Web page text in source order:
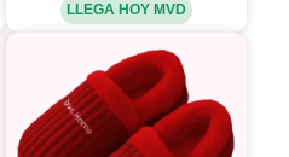
LLEGA HOY MVD